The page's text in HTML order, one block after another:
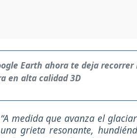
“A medida que avanza el
una grieta resonante,